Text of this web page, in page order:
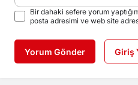
Bir dahaki sefere yorum
posta adresimi ve web site
Yorum Gönder Giriş